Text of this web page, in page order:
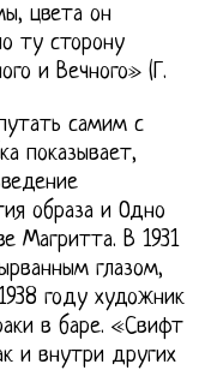
цвета он
ту сторону
и Вечного» (Г.
самим с
показывает,
образа и Одно
Магритта. В 1931
глазом,
году художник
в баре. «Свифт
и внутри других